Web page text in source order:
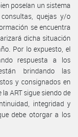
poseían un sistema
quejas y/o
se encuentra
dicha situación
Por lo expuesto, el
respuesta a los
brindando las
y consignados en
ART sigue siendo de
integridad y
debe otorgar a los